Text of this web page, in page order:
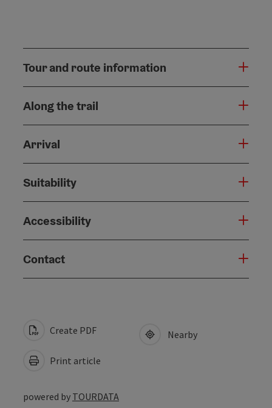
Tour and route information
Along the trail
Arrival
Suitability
Accessibility
Contact
Create PDF
Print article
Nearby
powered by TOURDATA